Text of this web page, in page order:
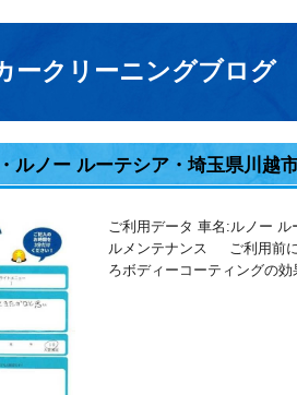
ークリーニングブログ
ルノー ルーテシア・埼玉県川越
ご利用データ 車名:ルノー
ルメンテナンス ご利用前に
ろボディーコーティングの